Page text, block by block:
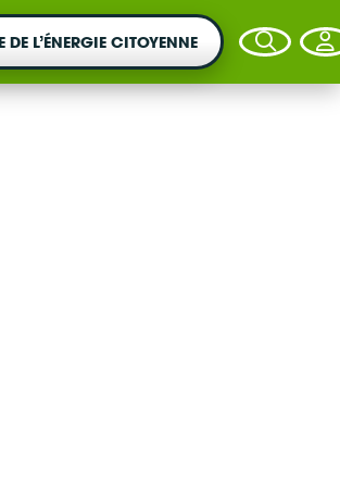
DE L’ÉNERGIE CITOYENNE